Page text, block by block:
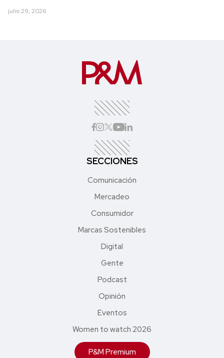
julio 29, 2026
SECCIONES
Comunicación
Mercadeo
Consumidor
Marcas Sostenibles
Digital
Gente
Podcast
Opinión
Eventos
Women to watch 2026
P&M Premium